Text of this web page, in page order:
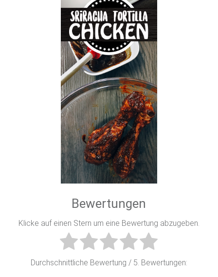
Bewertungen
Klicke auf einen Stern um eine Bewertung abzugeben.
Durchschnittliche Bewertung / 5. Bewertungen: